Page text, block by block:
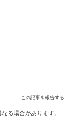
この記事を報告する
る場合があります。